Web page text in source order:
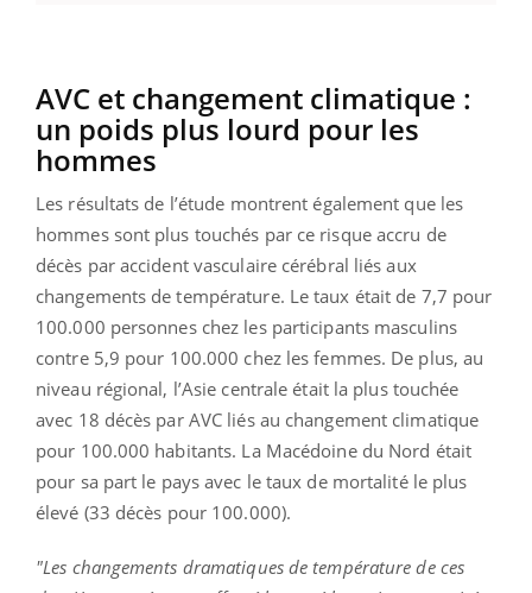
AVC et changement climatique :
un poids plus lourd pour les
hommes
Les résultats de l’étude montrent également que les
hommes sont plus touchés par ce risque accru de
décès par accident vasculaire cérébral liés aux
changements de température. Le taux était de 7,7 pour
100.000 personnes chez les participants masculins
contre 5,9 pour 100.000 chez les femmes. De plus, au
niveau régional, l’Asie centrale était la plus touchée
avec 18 décès par AVC liés au changement climatique
pour 100.000 habitants. La Macédoine du Nord était
pour sa part le pays avec le taux de mortalité le plus
élevé (33 décès pour 100.000).
"Les changements dramatiques de température de ces